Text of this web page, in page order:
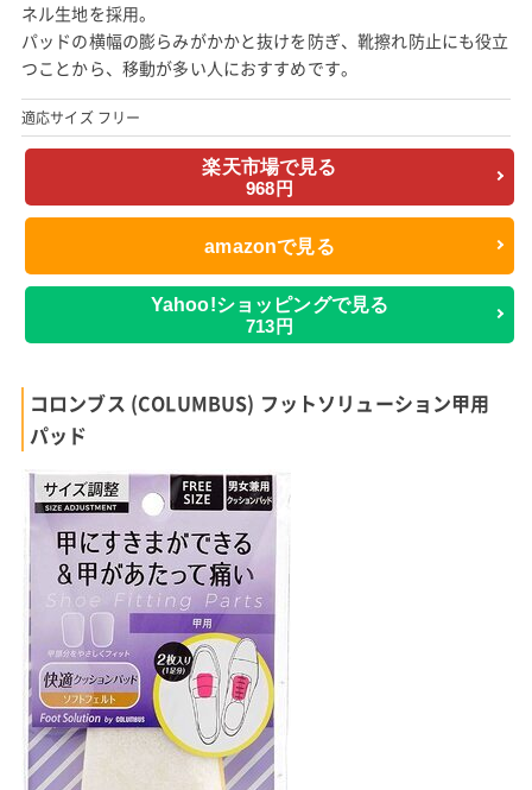
ネル生地を採用。
パッドの横幅の膨らみがかかと抜けを防ぎ、靴擦れ防止にも役立
つことから、移動が多い人におすすめです。
適応サイズ フリー
楽天市場で見る
968円
amazonで見る
Yahoo!ショッピングで見る
713円
コロンブス (COLUMBUS) フットソリューション甲用
パッド